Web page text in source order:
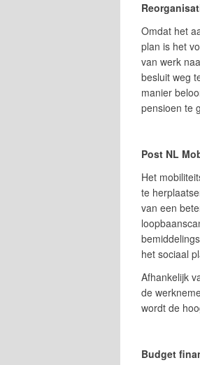
Omdat het
plan is het
van werk
besluit weg
manier
pensioen te
Post NL
Het
te
van een
het sociaal
Afhankelijk
de
wordt de
Budget